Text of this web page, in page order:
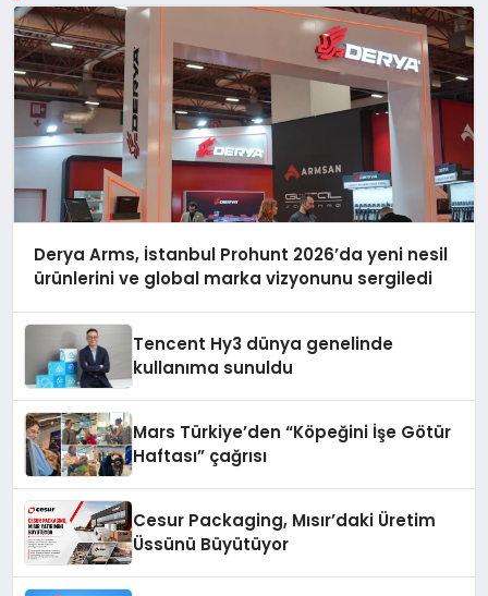
Derya Arms, İstanbul Prohunt 2026’da yeni nesil
ürünlerini ve global marka vizyonunu sergiledi
Tencent Hy3 dünya genelinde
kullanıma sunuldu
Mars Türkiye’den “Köpeğini İşe Götür
Haftası” çağrısı
Cesur Packaging, Mısır’daki Üretim
Üssünü Büyütüyor